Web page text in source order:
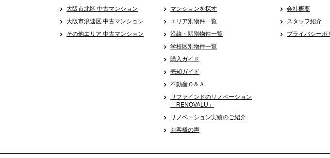
大阪市北区 中古マンション
大阪市浪速区 中古マンション
その他エリア 中古マンション
マンションを探す
エリア別物件一覧
沿線・駅別物件一覧
学校区別物件一覧
購入ガイド
売却ガイド
不動産Ｑ＆Ａ
リファインドのリノベーション
「RENOVALU」
リノベーション実績のご紹介
お客様の声
会社概要
スタッフ紹介
プライバシーポ